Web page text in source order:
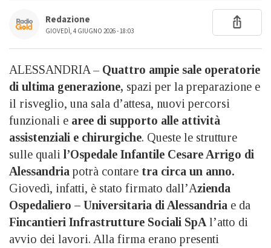
Redazione
GIOVEDÌ, 4 GIUGNO 2026 - 18:03
ALESSANDRIA – Quattro ampie sale operatorie
di ultima generazione, spazi per la preparazione e
il risveglio, una sala d’attesa, nuovi percorsi
funzionali e aree di supporto alle attività
assistenziali e chirurgiche. Queste le strutture
sulle quali l’Ospedale Infantile Cesare Arrigo di
Alessandria potrà contare tra circa un anno.
Giovedì, infatti, è stato firmato dall’Azienda
Ospedaliero – Universitaria di Alessandria e da
Fincantieri Infrastrutture Sociali SpA l’atto di
avvio dei lavori. Alla firma erano presenti